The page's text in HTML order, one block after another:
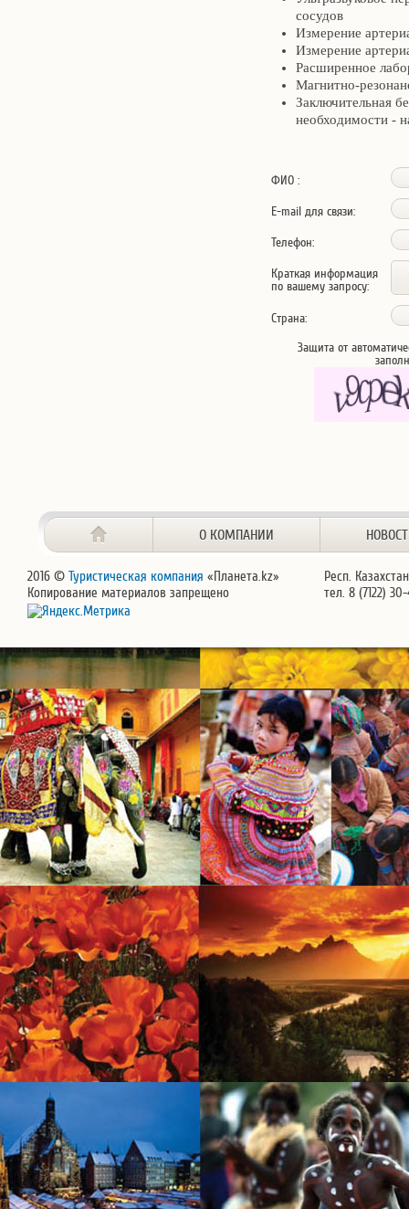
сосудов
Измерение
Измерение
Расширенное
Магнитно-
Заключительная
необходимости -
ФИО :
E-mail для связи:
Телефон:
Краткая информация
по вашему запросу:
Страна:
Защита от
О КОМПАНИИ
2016 © Туристическая компания «Планета.kz»
Копирование материалов запрещено
Респ.
тел. 8 (7122)